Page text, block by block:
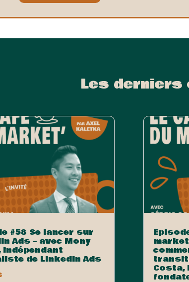
Les
#58 Se lancer sur
Ads – avec Mony
indépendant
de LinkedIn Ads
Costa,